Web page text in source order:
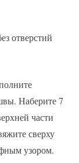
отверстий
Наберите 7
части
сверху
узором.